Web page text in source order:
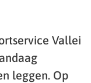
Vallei
leggen. Op